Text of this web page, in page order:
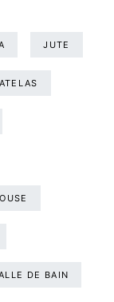
JUTE
DE BAIN